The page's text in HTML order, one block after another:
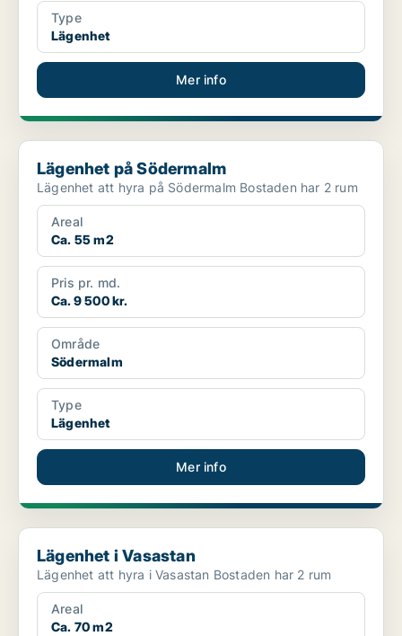
Type
Lägenhet
Mer info
Lägenhet på Södermalm
Lägenhet på Södermalm
Lägenhet att hyra på Södermalm Bostaden har 2 rum
Areal
Ca. 55 m2
Pris pr. md.
Ca. 9 500 kr.
Område
Södermalm
Type
Lägenhet
Mer info
Lägenhet i Vasastan
Lägenhet i Vasastan
Lägenhet att hyra i Vasastan Bostaden har 2 rum
Areal
Ca. 70 m2